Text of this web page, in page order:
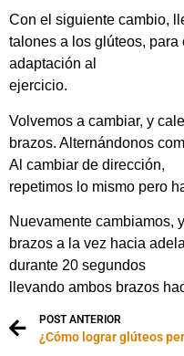
Con el siguiente cambio,
talones a los glúteos,
adaptación al
ejercicio.
Volvemos a cambiar, y
brazos. Alternándonos
Al cambiar de dirección,
repetimos lo mismo pero
Nuevamente cambiamos,
brazos a la vez hacia
durante 20 segundos
llevando ambos brazos
POST ANTERIOR